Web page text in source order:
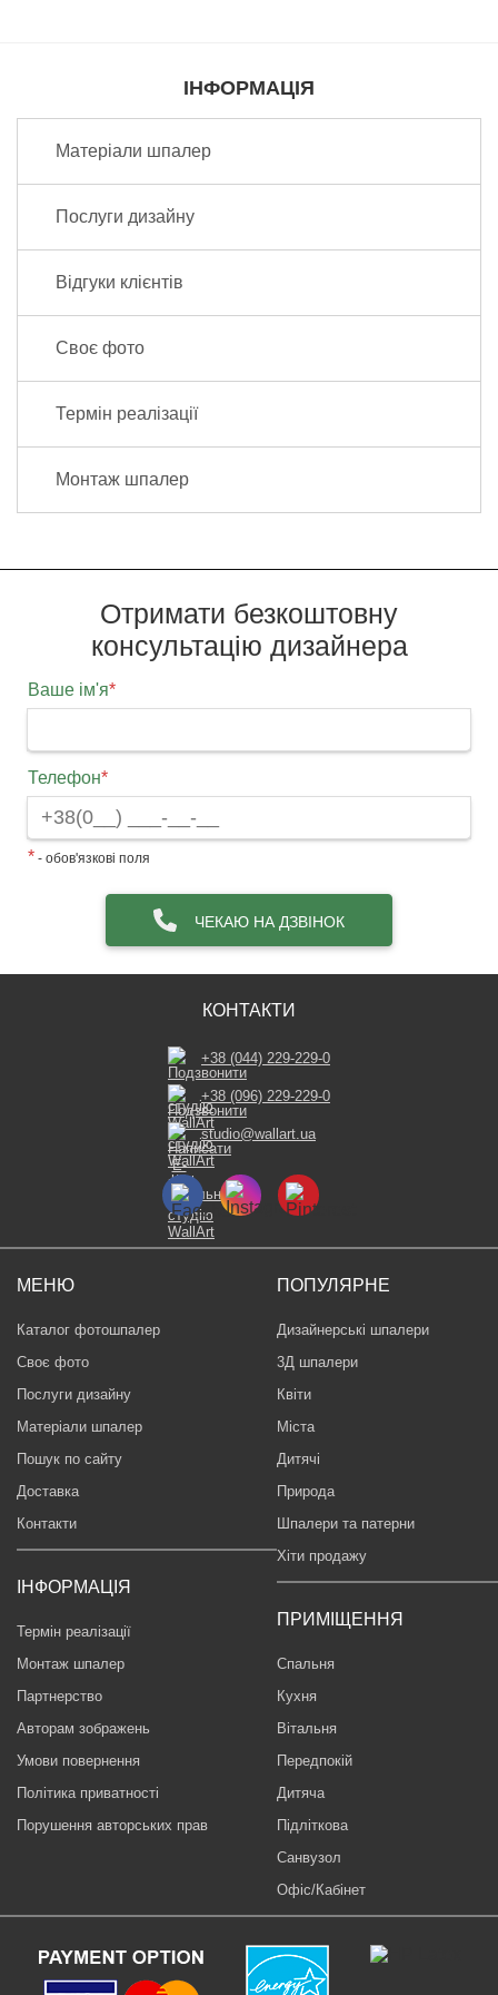
ІНФОРМАЦІЯ
Матеріали шпалер
Послуги дизайну
Відгуки клієнтів
Своє фото
Термін реалізації
Монтаж шпалер
Отримати безкоштовну
консультацію дизайнера
Ваше ім'я*
Телефон*
* - обов'язкові поля
ЧЕКАЮ НА ДЗВІНОК
МЕНЮ
Каталог фотошпалер
Своє фото
Послуги дизайну
Матеріали шпалер
Пошук по сайту
Доставка
Контакти
ІНФОРМАЦІЯ
Термін реалізації
Монтаж шпалер
Партнерство
Авторам зображень
Умови повернення
Політика приватності
Порушення авторських прав
ПОПУЛЯРНЕ
Дизайнерські шпалери
3Д шпалери
Квіти
Міста
Дитячі
Природа
Шпалери та патерни
Хіти продажу
ПРИМІЩЕННЯ
Спальня
Кухня
Вітальня
Передпокій
Дитяча
Підліткова
Санвузол
Офіс/Кабінет
КОНТАКТИ
+38 (044) 229-229-0
+38 (096) 229-229-0
studio@wallart.ua